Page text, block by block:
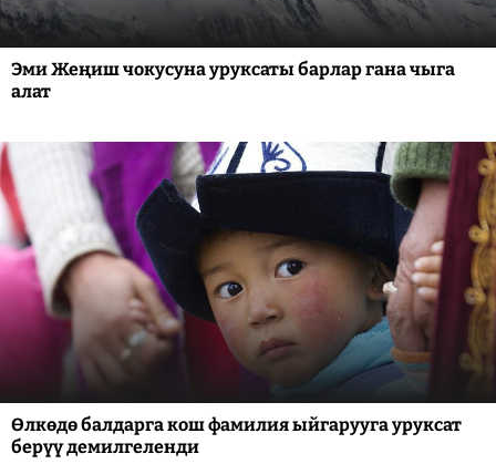
Эми Жеңиш чокусуна уруксаты барлар гана чыга
алат
Өлкөдө балдарга кош фамилия ыйгарууга уруксат
берүү демилгеленди